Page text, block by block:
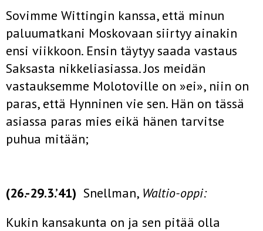
Sovimme Wittingin kanssa, että minun
paluumatkani Moskovaan siirtyy ainakin
ensi viikkoon. Ensin täytyy saada vastaus
Saksasta nikkeliasiassa. Jos meidän
vastauksemme Molotoville on »ei», niin on
paras, että Hynninen vie sen. Hän on tässä
asias­sa paras mies eikä hänen tarvitse
puhua mitään;
(26.-29.3.’41) Snellman, Waltio-oppi:
Kukin kansakunta on ja sen pitää olla